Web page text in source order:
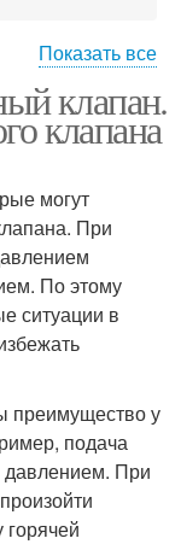
на проточный
клапан
на
для
больших
Показать все
клапан.
клапана
могут
При
По этому
ситуации в
преимущество у
подача
При
горячей